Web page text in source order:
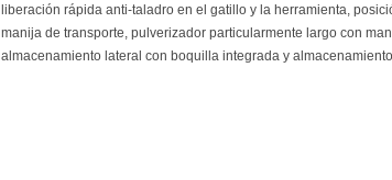
liberación rápida anti-taladro en el gatillo y la herramienta,
manija de transporte, pulverizador particularmente largo con
almacenamiento lateral con boquilla integrada y